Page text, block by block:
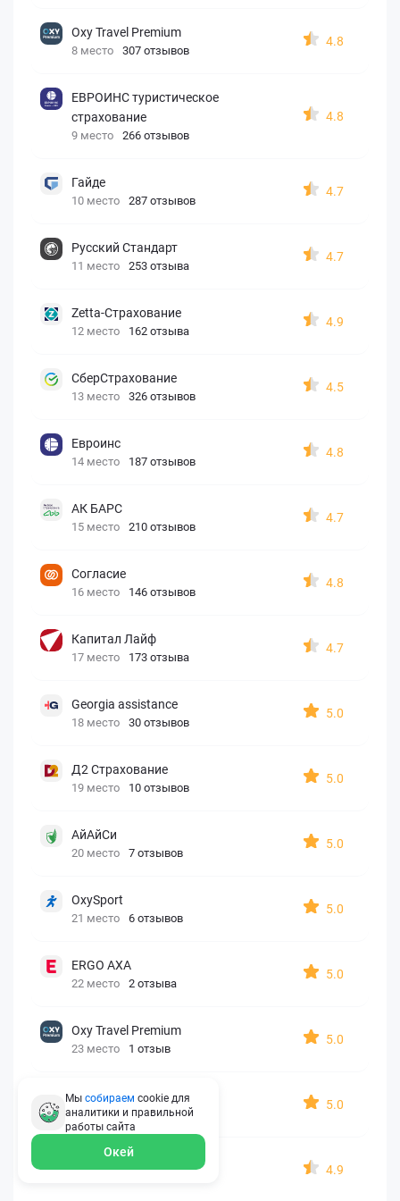
Oxy Travel Premium
8 место 307 отзывов
4.8
ЕВРОИНС туристическое
страхование
9 место 266 отзывов
4.8
Гайде
10 место 287 отзывов
4.7
Русский Стандарт
11 место 253 отзыва
4.7
Zetta-Страхование
12 место 162 отзыва
4.9
СберСтрахование
13 место 326 отзывов
4.5
Евроинс
14 место 187 отзывов
4.8
АК БАРС
15 место 210 отзывов
4.7
Согласие
16 место 146 отзывов
4.8
Капитал Лайф
17 место 173 отзыва
4.7
Georgia assistance
18 место 30 отзывов
5.0
Д2 Страхование
19 место 10 отзывов
5.0
АйАйСи
20 место 7 отзывов
5.0
OxySport
21 место 6 отзывов
5.0
ERGO AXA
22 место 2 отзыва
5.0
Oxy Travel Premium
23 место 1 отзыв
5.0
УралСиб
24 место 1 отзыв
5.0
МАКС
4.9
Мы собираем cookie для
аналитики и правильной
работы сайта
Окей